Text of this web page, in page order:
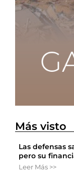
Más visto
Las defensas
pero su
Leer Más >>